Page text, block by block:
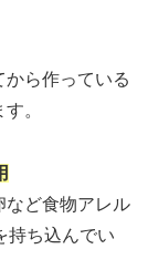
ら作っている
。
など食物アレル
持ち込んでい